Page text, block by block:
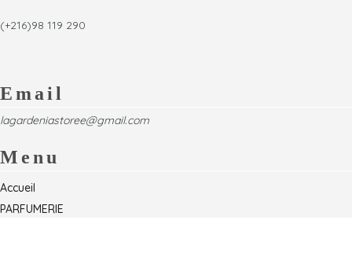
(+216)98 119 290
Email
lagardeniastoree@gmail.com
Menu
Accueil
PARFUMERIE